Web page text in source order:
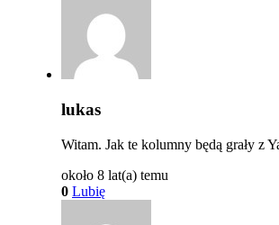
lukas
Witam. Jak te kolumny będą grały z
około 8 lat(a) temu
0 Lubię